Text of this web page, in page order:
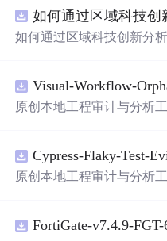
带有直观的图形用户界面
需要将手写数字输入系统
是一个非常方便和实用的
如何通过区域科技创新分
原创本地工程审计与分析
README、运行说明、功
权声明。解压后进入project
目源码、Logo、官方截图
原创本地工程审计与分析
README、运行说明、功